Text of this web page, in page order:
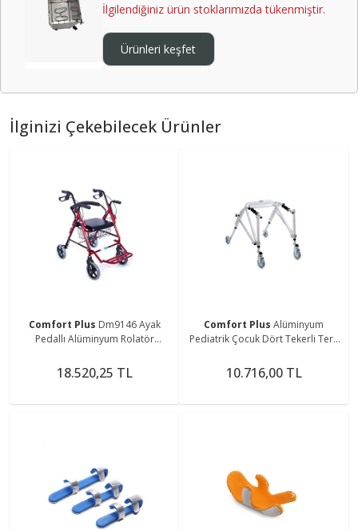
İlgilendiğiniz ürün stoklarımızda tükenmiştir.
Ürünleri keşfet
İlginizi Çekebilecek Ürünler
Comfort Plus Dm9146 Ayak
Pedallı Alüminyum Rolatör
Kullanma Imkanı
18.520,25 TL
Comfort Plus Alüminyum
Pediatrik Çocuk Dört Tekerli Ters
10.716,00 TL